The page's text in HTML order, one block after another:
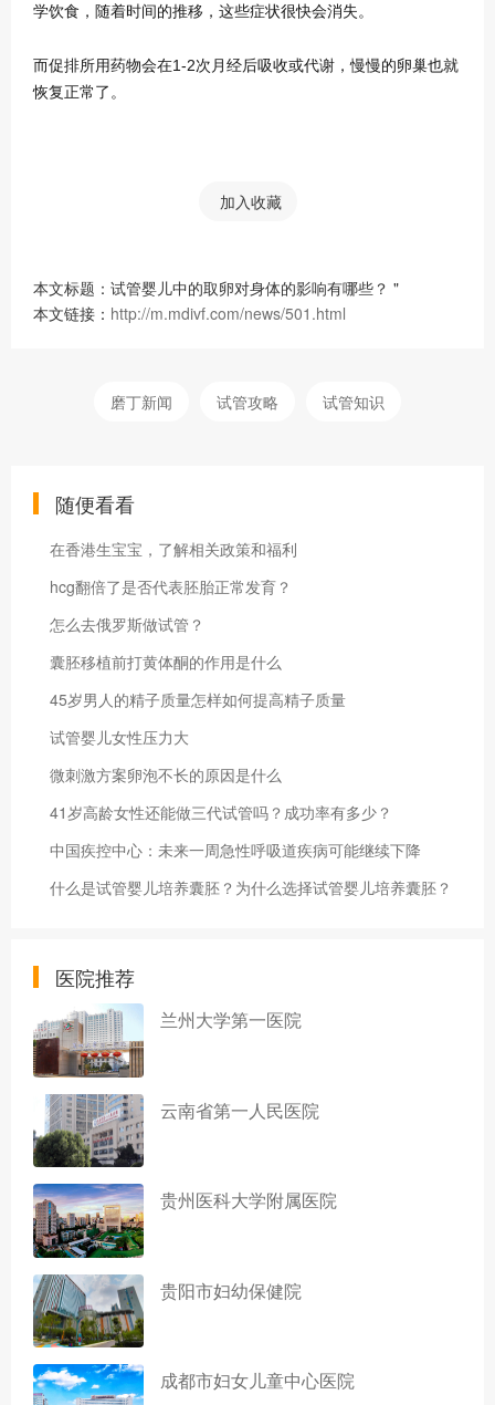
学饮食，随着时间的推移，这些症状很快会消失。
而促排所用药物会在1-2次月经后吸收或代谢，慢慢的卵巢也就
恢复正常了。
加入收藏
本文标题：试管婴儿中的取卵对身体的影响有哪些？ "
本文链接： http://m.mdivf.com/news/501.html
磨丁新闻 试管攻略 试管知识
随便看看
在香港生宝宝，了解相关政策和福利
hcg翻倍了是否代表胚胎正常发育？
怎么去俄罗斯做试管？
囊胚移植前打黄体酮的作用是什么
45岁男人的精子质量怎样如何提高精子质量
试管婴儿女性压力大
微刺激方案卵泡不长的原因是什么
41岁高龄女性还能做三代试管吗？成功率有多少？
中国疾控中心：未来一周急性呼吸道疾病可能继续下降
什么是试管婴儿培养囊胚？为什么选择试管婴儿培养囊胚？
医院推荐
兰州大学第一医院
云南省第一人民医院
贵州医科大学附属医院
贵阳市妇幼保健院
成都市妇女儿童中心医院